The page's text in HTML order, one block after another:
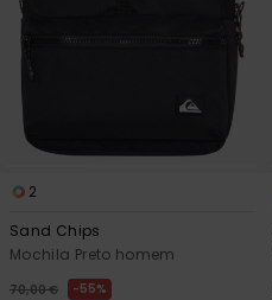
2
Sand Chips
Mochila Preto homem
70,00 € 55%